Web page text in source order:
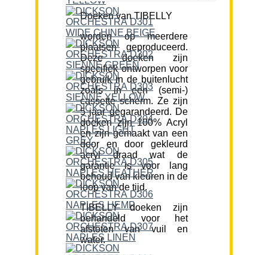
Doeken van TIBELLY
worden op meerdere
plaatsen geproduceerd.
Deze doeken zijn
specifiek ontworpen voor
gebruik in de buitenlucht
zoals in een (semi-)
cassette scherm. Ze zijn
5 jaar gegarandeerd. De
doeken zijn 100% Acryl
en zijn gemaakt van een
door en door gekleurd
acryl draad wat de
garantie is voor lang
behoud van kleuren in de
loop van de tijd.
TIBELLY doeken zijn
behandeld voor het
afstoten van vuil en
water.